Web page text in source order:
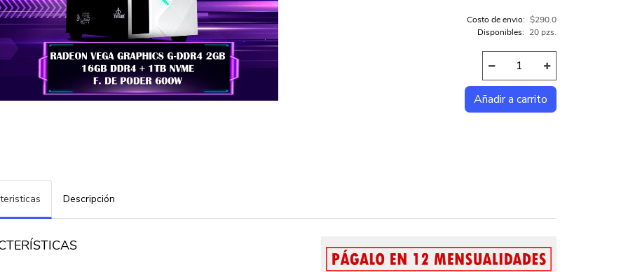
Costo de envio: $290.0
Disponibles: 20 pzs.
Descripción